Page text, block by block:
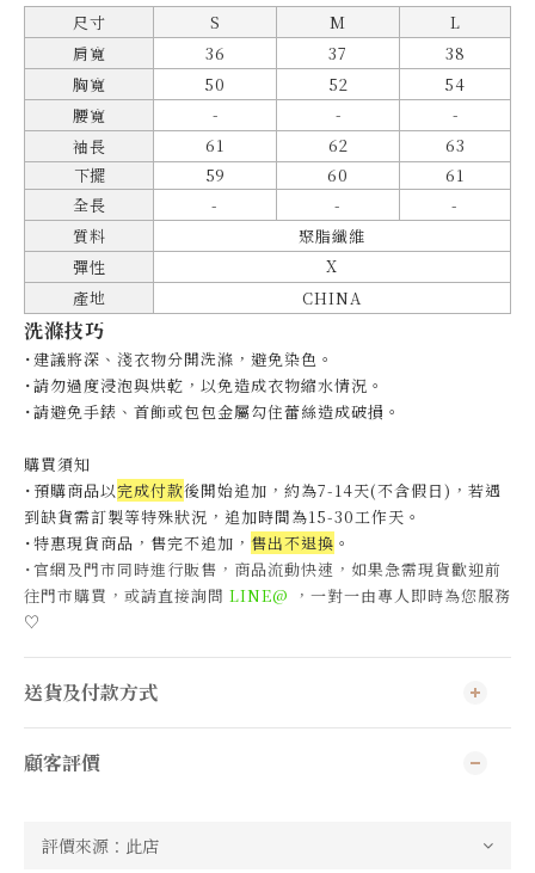
尺寸 S M
L
肩寬
36 37
38
胸寬
50 52
54
腰寬
- -
-
袖長
61 62
63
下擺
59 60
61
全長
- -
-
質料
聚脂纖維
彈性
X
產地
CHINA
洗滌技巧
˙建議將深、淺衣物分開洗滌，避免染色。
˙請勿過度浸泡與烘乾，以免造成衣物縮水情況。
˙請避免手錶、首飾或包包金屬勾住蕾絲造成破損。
購買須知
˙預購商品以完成付款後開始追加，約為7-14天(不含假日)， 若遇
到缺貨需訂製等特殊狀況，追加時間為15-30工作天 。
˙特惠現貨商品，售完不追加， 售出不退換 。
˙官網及門市同時進行販售，商品流動快速，如果急需現貨歡迎前
往門市購買，或請直接詢問 LINE@ ，一對一由專人即時為您服務
♡
送貨及付款方式
顧客評價